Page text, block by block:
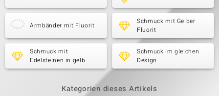
Armbänder mit Fluorit
Schmuck mit Gelber
Fluorit
Schmuck mit
Edelsteinen in gelb
Schmuck im gleichen
Design
Kategorien dieses Artikels